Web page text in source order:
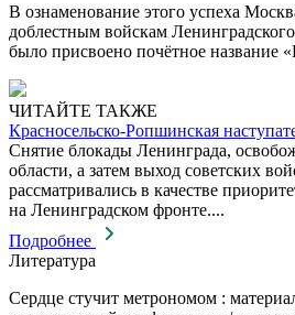
В ознаменование этого успеха
доблестным войскам
было присвоено почётное название
ЧИТАЙТЕ ТАКЖЕ
Красносельско-Ропшинская
Снятие блокады Ленинграда,
области, а затем выход советских
рассматривались в качестве
на Ленинградском фронте....
Подробнее
Литература
Сердце стучит метрономом :